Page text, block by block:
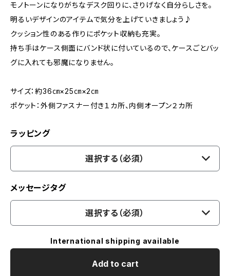
モノトーンになりがちなデスク回りに、さりげなく自分らしさを。
明るいデザインのアイテムで気分を上げていきましょう♪
クッション性のある作りにポケット収納も充実。
持ち手はケース側面にバンド状に付いているので、ケースごとバッ
グに入れても邪魔になりません。
サイズ：約36㎝×25㎝×2㎝
ポケット：外側ファスナー付き１カ所、内側オープン２カ所
ラッピング
選択する（必須）
メッセージタグ
選択する（必須）
International shipping available
Add to cart